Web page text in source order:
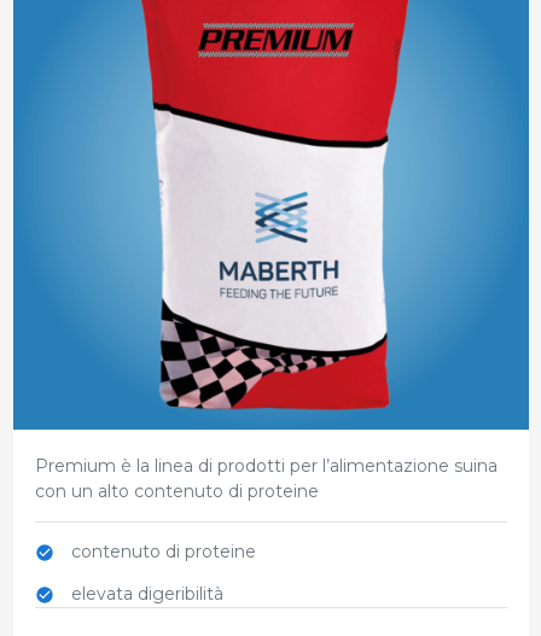
Premium è la linea di prodotti per l’alimentazione suina
con un alto contenuto di proteine
contenuto di proteine
elevata digeribilità